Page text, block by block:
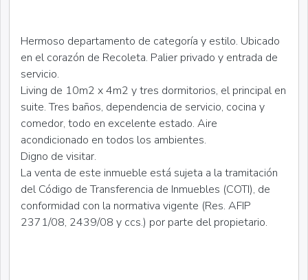
Hermoso departamento de categoría y estilo. Ubicado
en el corazón de Recoleta. Palier privado y entrada de
servicio.
Living de 10m2 x 4m2 y tres dormitorios, el principal en
suite. Tres baños, dependencia de servicio, cocina y
comedor, todo en excelente estado. Aire
acondicionado en todos los ambientes.
Digno de visitar.
La venta de este inmueble está sujeta a la tramitación
del Código de Transferencia de Inmuebles (COTI), de
conformidad con la normativa vigente (Res. AFIP
2371/08, 2439/08 y ccs.) por parte del propietario.